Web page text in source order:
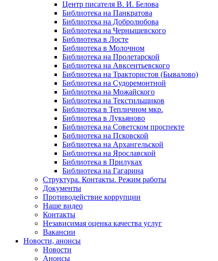
Центр писателя В. И. Белова
Библиотека на Панкратова
Библиотека на Добролюбова
Библиотека на Чернышевского
Библиотека в Лосте
Библиотека в Молочном
Библиотека на Пролетарской
Библиотека на Авксентьевского
Библиотека на Трактористов (Бывалово)
Библиотека на Судоремонтной
Библиотека на Можайского
Библиотека на Текстильщиков
Библиотека в Тепличном мкр.
Библиотека в Лукьяново
Библиотека на Советском проспекте
Библиотека на Псковской
Библиотека на Архангельской
Библиотека на Ярославской
Библиотека в Прилуках
Библиотека на Гагарина
Структура. Контакты. Режим работы
Документы
Противодействие коррупции
Наше видео
Контакты
Независимая оценка качества услуг
Вакансии
Новости, анонсы
Новости
Анонсы